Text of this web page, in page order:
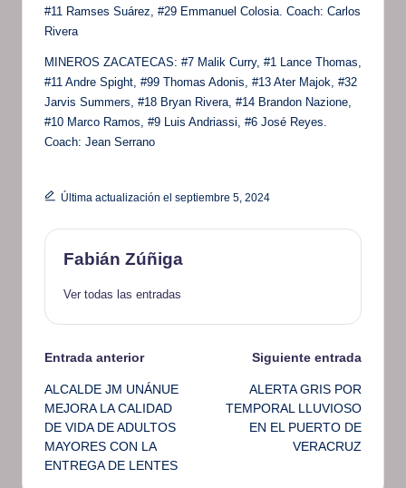
#11 Ramses Suárez, #29 Emmanuel Colosia. Coach: Carlos
Rivera
MINEROS ZACATECAS: #7 Malik Curry, #1 Lance Thomas,
#11 Andre Spight, #99 Thomas Adonis, #13 Ater Majok, #32
Jarvis Summers, #18 Bryan Rivera, #14 Brandon Nazione,
#10 Marco Ramos, #9 Luis Andriassi, #6 José Reyes.
Coach: Jean Serrano
Última actualización el septiembre 5, 2024
Fabián Zúñiga
Ver todas las entradas
Navegación
de
entradas
Entrada anterior
ALCALDE JM UNÁNUE
MEJORA LA CALIDAD
DE VIDA DE ADULTOS
MAYORES CON LA
ENTREGA DE LENTES
Siguiente entrada
ALERTA GRIS POR
TEMPORAL LLUVIOSO
EN EL PUERTO DE
VERACRUZ